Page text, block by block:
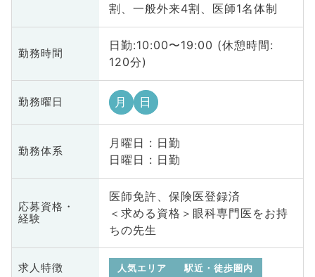
割、一般外来4割、医師1名体制
勤務時間
日勤:10:00〜19:00 (休憩時間:
120分)
勤務曜日 月 日
勤務体系
月曜日 : 日勤
日曜日 : 日勤
応募資格・
経験
医師免許、保険医登録済
＜求める資格＞眼科専門医をお持
ちの先生
求人特徴 人気エリア 駅近・徒歩圏内